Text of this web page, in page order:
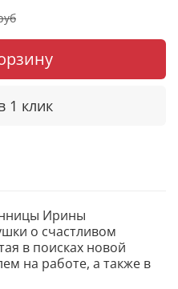
1 клик
Ирины
о счастливом
в поисках новой
на работе, а также в